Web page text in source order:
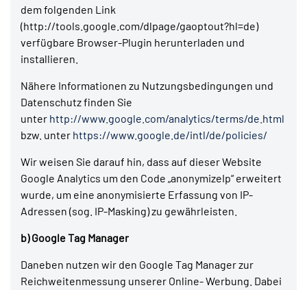
dem folgenden Link
(http://tools.google.com/dlpage/gaoptout?hl=de)
verfügbare Browser-Plugin herunterladen und
installieren.
Nähere Informationen zu Nutzungsbedingungen und
Datenschutz finden Sie
unter http://www.google.com/analytics/terms/de.html
bzw. unter https://www.google.de/intl/de/policies/
Wir weisen Sie darauf hin, dass auf dieser Website
Google Analytics um den Code „anonymizeIp“ erweitert
wurde, um eine anonymisierte Erfassung von IP-
Adressen (sog. IP-Masking) zu gewährleisten.
b) Google Tag Manager
Daneben nutzen wir den Google Tag Manager zur
Reichweitenmessung unserer Online- Werbung. Dabei